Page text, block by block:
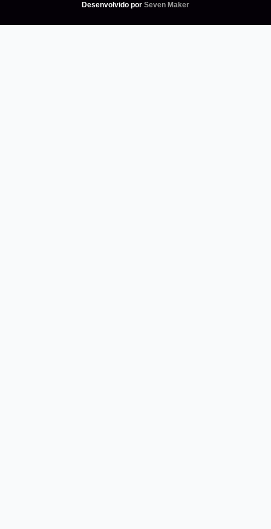
Desenvolvido por Seven Maker